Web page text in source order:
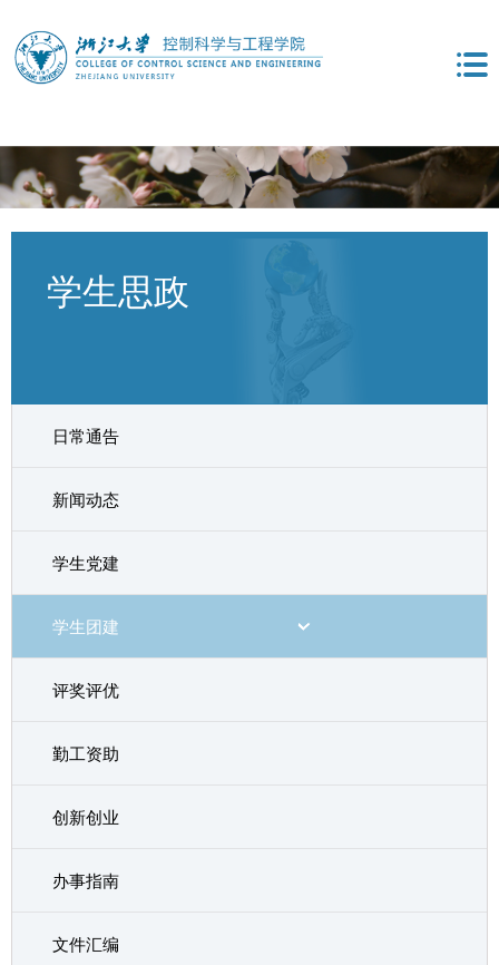
学生思政
日常通告
新闻动态
学生党建
学生团建
评奖评优
勤工资助
创新创业
办事指南
文件汇编